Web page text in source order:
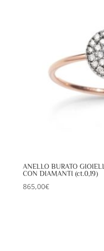
ANELLO BURATO
CON DIAMANTI (ct.0,19)
865,00€